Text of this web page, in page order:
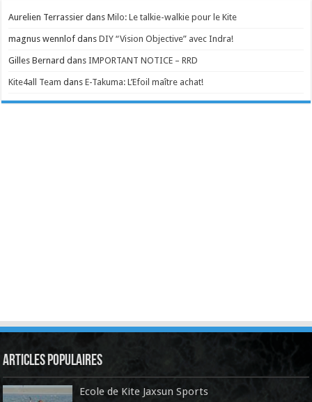
Aurelien Terrassier dansMilo: Le talkie-walkie pour le Kite
magnus wennlof dansDIY “Vision Objective” avec Indra!
Gilles Bernard dansIMPORTANT NOTICE – RRD
Kite4all Team dansE-Takuma: L’Efoil maître achat!
Articles Populaires
Ecole de Kite Jaxsun Sports